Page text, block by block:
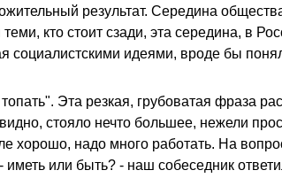
результат. Середина
кто стоит сзади, эта середина, в
социалистскими идеями, вроде бы
Эта резкая, грубоватая фраза
стояло нечто большее, нежели
хорошо, надо много работать. На
иметь или быть? - наш собеседник